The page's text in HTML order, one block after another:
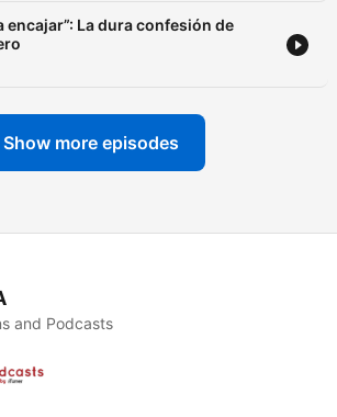
encajar”: La dura confesión de
Show more episodes
and Podcasts